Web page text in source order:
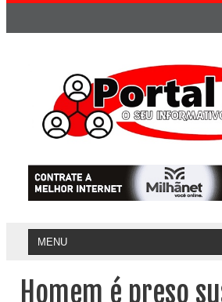
Homem é preso